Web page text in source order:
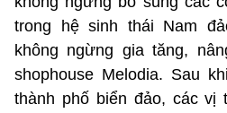
trong hệ sinh thái Nam
không ngừng gia tăng,
shophouse Melodia. Sau
thành phố biển đảo, các vị